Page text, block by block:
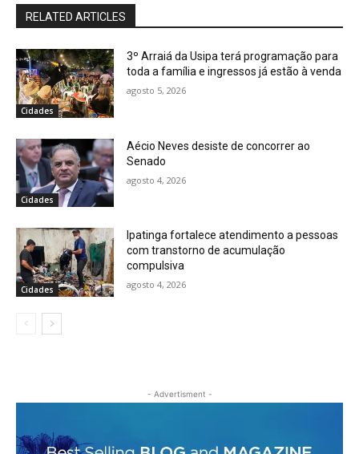
RELATED ARTICLES
Cidades
3º Arraiá da Usipa terá programação para
toda a família e ingressos já estão à venda
agosto 5, 2026
Cidades
Aécio Neves desiste de concorrer ao
Senado
agosto 4, 2026
Cidades
Ipatinga fortalece atendimento a pessoas
com transtorno de acumulação
compulsiva
agosto 4, 2026
- Advertisment -